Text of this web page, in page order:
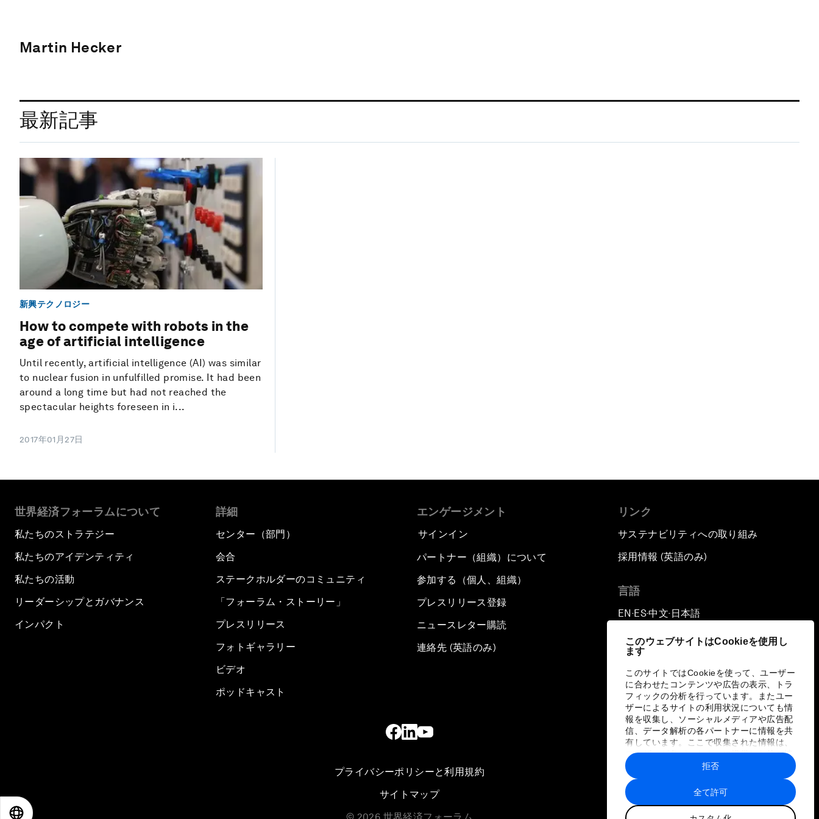
このウェブサイトはCookieを使用し
ます
このサイトではCookieを使って、ユーザー
に合わせたコンテンツや広告の表示、トラ
フィックの分析を行っています。またユー
ザーによるサイトの利用状況についても情
報を収集し、ソーシャルメディアや広告配
信、データ解析の各パートナーに情報を共
有しています。ここで収集された情報は、
ユーザーが各パートナーに提供した他の情
報や各パートナーのサービスを使用した際
に収集された情報と組み合わされ、各パー
トナーによって使用されることがありま
す。
全て許可
拒否
Martin Hecker
最新記事
新興テクノロジー
How to compete with robots in the
age of artificial intelligence
Until recently, artificial intelligence (AI) was similar
to nuclear fusion in unfulfilled promise. It had been
around a long time but had not reached the
spectacular heights foreseen in i...
2017年01月27日
世界経済フォーラムについて
私たちのストラテジー
私たちのアイデンティティ
私たちの活動
リーダーシップとガバナンス
インパクト
詳細
センター（部門）
会合
ステークホルダーのコミュニティ
「フォーラム・ストーリー」
プレスリリース
フォトギャラリー
ビデオ
ポッドキャスト
エンゲージメント
サインイン
パートナー（組織）について
参加する（個人、組織）
プレスリリース登録
ニュースレター購読
連絡先 (英語のみ)
リンク
サステナビリティへの取り組み
採用情報 (英語のみ)
言語
EN ▪ ES▪中文▪ 日本語
プライバシーポリシーと利用規約
サイトマップ